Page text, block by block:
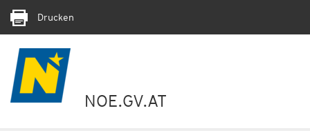
Drucken
NOE.GV.AT